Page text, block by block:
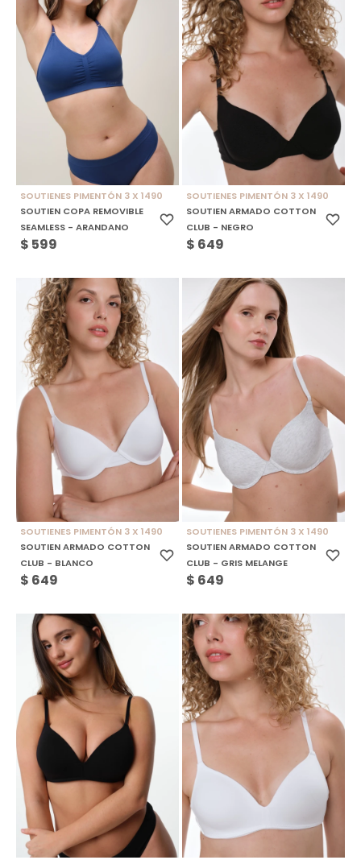
SOUTIENES PIMENTÓN 3 X 1490
SOUTIEN COPA REMOVIBLE
SEAMLESS - ARANDANO
$ 599
SOUTIENES PIMENTÓN 3 X 1490
SOUTIEN ARMADO COTTON
CLUB - NEGRO
$ 649
SOUTIENES PIMENTÓN 3 X 1490
SOUTIEN ARMADO COTTON
CLUB - BLANCO
$ 649
SOUTIENES PIMENTÓN 3 X 1490
SOUTIEN ARMADO COTTON
CLUB - GRIS MELANGE
$ 649